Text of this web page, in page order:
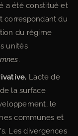
a été constitué et
correspondant du
du régime
unités
.
L’acte de
la surface
le
communes et
Les divergences